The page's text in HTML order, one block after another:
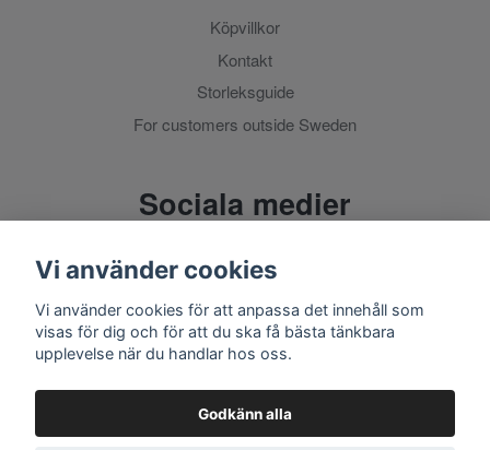
Köpvillkor
Kontakt
Storleksguide
For customers outside Sweden
Sociala medier
Vi använder cookies
Vi använder cookies för att anpassa det innehåll som
visas för dig och för att du ska få bästa tänkbara
upplevelse när du handlar hos oss.
Godkänn alla